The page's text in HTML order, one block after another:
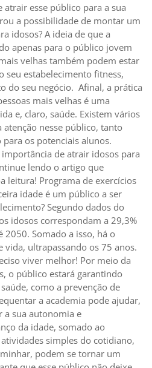
esse público para a sua
a possibilidade de montar um
idosos? A ideia de que a
apenas para o público jovem
velhas também podem estar
seu estabelecimento fitness,
do seu negócio. Afinal, a prática
mais velhas é uma
e, claro, saúde. Existem vários
atenção nesse público, tanto
os potenciais alunos.
de atrair idosos para
lendo o artigo que
leitura! Programa de exercícios
idade é um público a ser
Segundo dados do
idosos correspondam a 29,3%
2050. Somado a isso, há o
vida, ultrapassando os 75 anos.
viver melhor! Por meio da
o público estará garantindo
como a prevenção de
a academia pode ajudar,
a sua autonomia e
da idade, somado ao
simples do cotidiano,
podem se tornar um